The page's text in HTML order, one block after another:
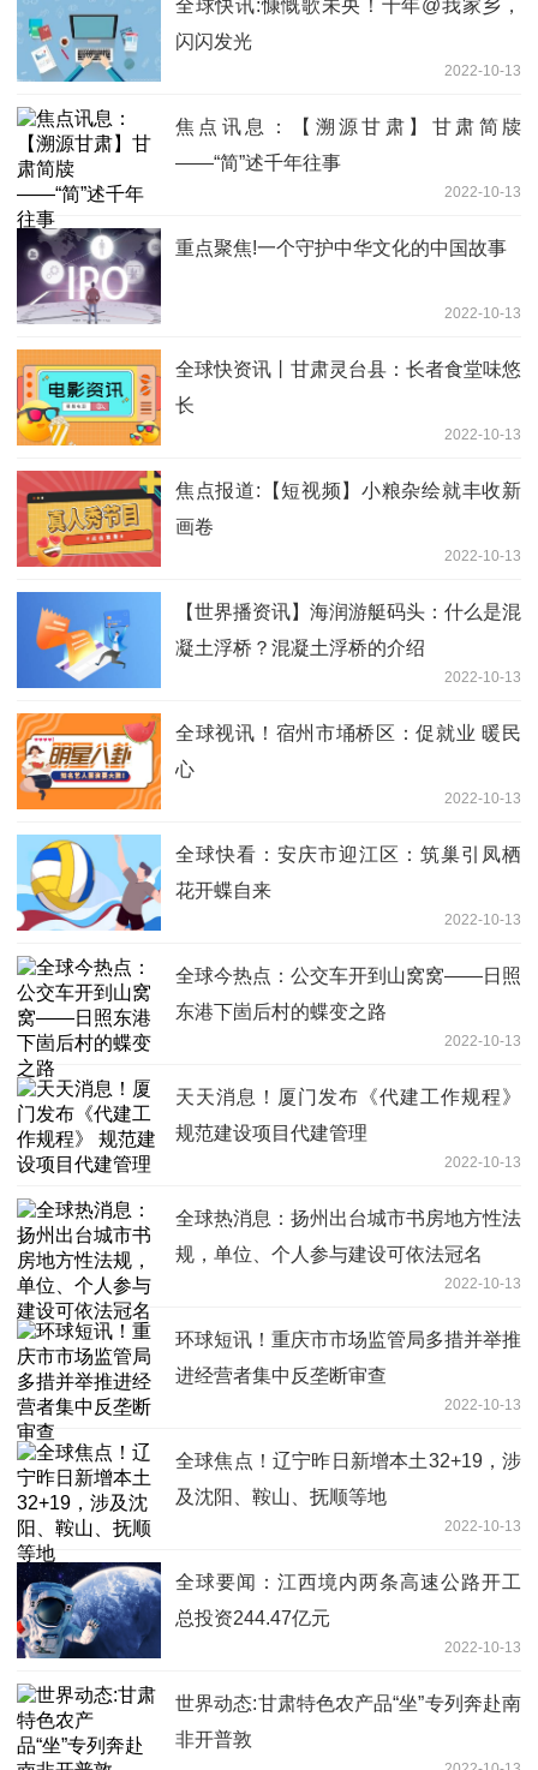
全球快讯:慷慨歌未央！十年@我家乡，
闪闪发光
2022-10-13
焦点讯息：【溯源甘肃】甘肃简牍
——“简”述千年往事
2022-10-13
重点聚焦!一个守护中华文化的中国故事
2022-10-13
全球快资讯丨甘肃灵台县：长者食堂味悠
长
2022-10-13
焦点报道:【短视频】小粮杂绘就丰收新
画卷
2022-10-13
【世界播资讯】海润游艇码头：什么是混
凝土浮桥？混凝土浮桥的介绍
2022-10-13
全球视讯！宿州市埇桥区：促就业 暖民
心
2022-10-13
全球快看：安庆市迎江区：筑巢引凤栖
花开蝶自来
2022-10-13
全球今热点：公交车开到山窝窝——日照
东港下崮后村的蝶变之路
2022-10-13
天天消息！厦门发布《代建工作规程》
规范建设项目代建管理
2022-10-13
全球热消息：扬州出台城市书房地方性法
规，单位、个人参与建设可依法冠名
2022-10-13
环球短讯！重庆市市场监管局多措并举推
进经营者集中反垄断审查
2022-10-13
全球焦点！辽宁昨日新增本土32+19，涉
及沈阳、鞍山、抚顺等地
2022-10-13
全球要闻：江西境内两条高速公路开工
总投资244.47亿元
2022-10-13
世界动态:甘肃特色农产品“坐”专列奔赴南
非开普敦